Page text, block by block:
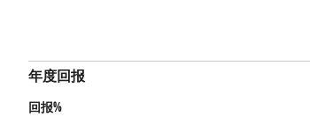
年度回报
回报%